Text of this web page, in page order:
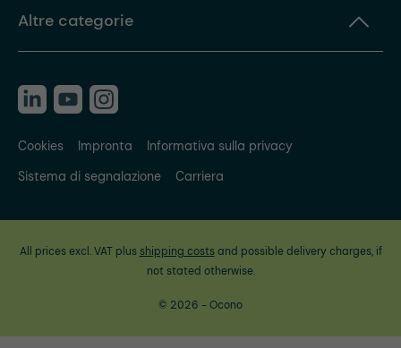
Altre categorie
Cookies Impronta
Informativa sulla privacy
Sistema di segnalazione
Carriera
All prices excl. VAT plus shipping costsand possible delivery charges, if
not stated otherwise.
© 2026 - Ocono